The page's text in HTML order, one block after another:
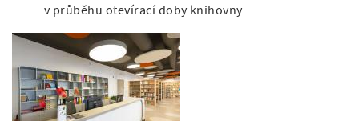
v průběhu otevírací doby knihovny